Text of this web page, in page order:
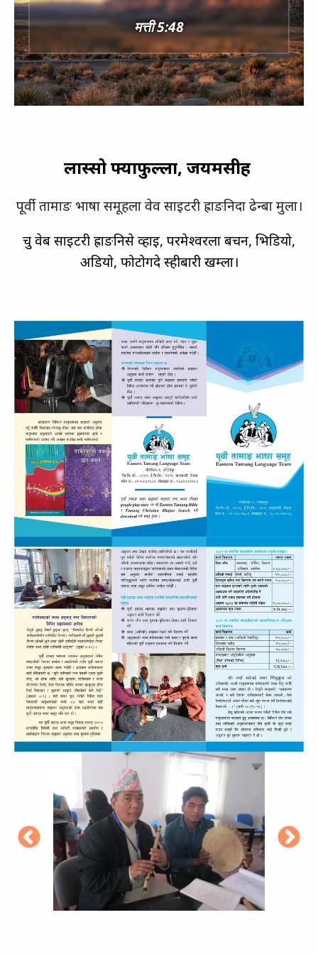
मत्ती 5:48
लास्‍सो फ्‍याफुल्‍ला, जयमसीह
पूर्वी तामाङ भाषा समूहला वेव साइटरी ह्राङनिदा ढेन्बा मुला।
चु वेब साइटरी ह्राङनिसे व्‍हाइ, परमेश्‍वरला बचन, भिडियो,
अडियो, फोटोगदे स्‍हीबारी खम्‍ला।